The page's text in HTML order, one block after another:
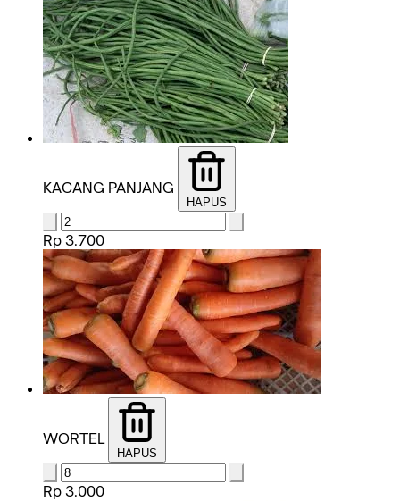
KACANG PANJANG
HAPUS
Rp 3.700
WORTEL
HAPUS
Rp 3.000